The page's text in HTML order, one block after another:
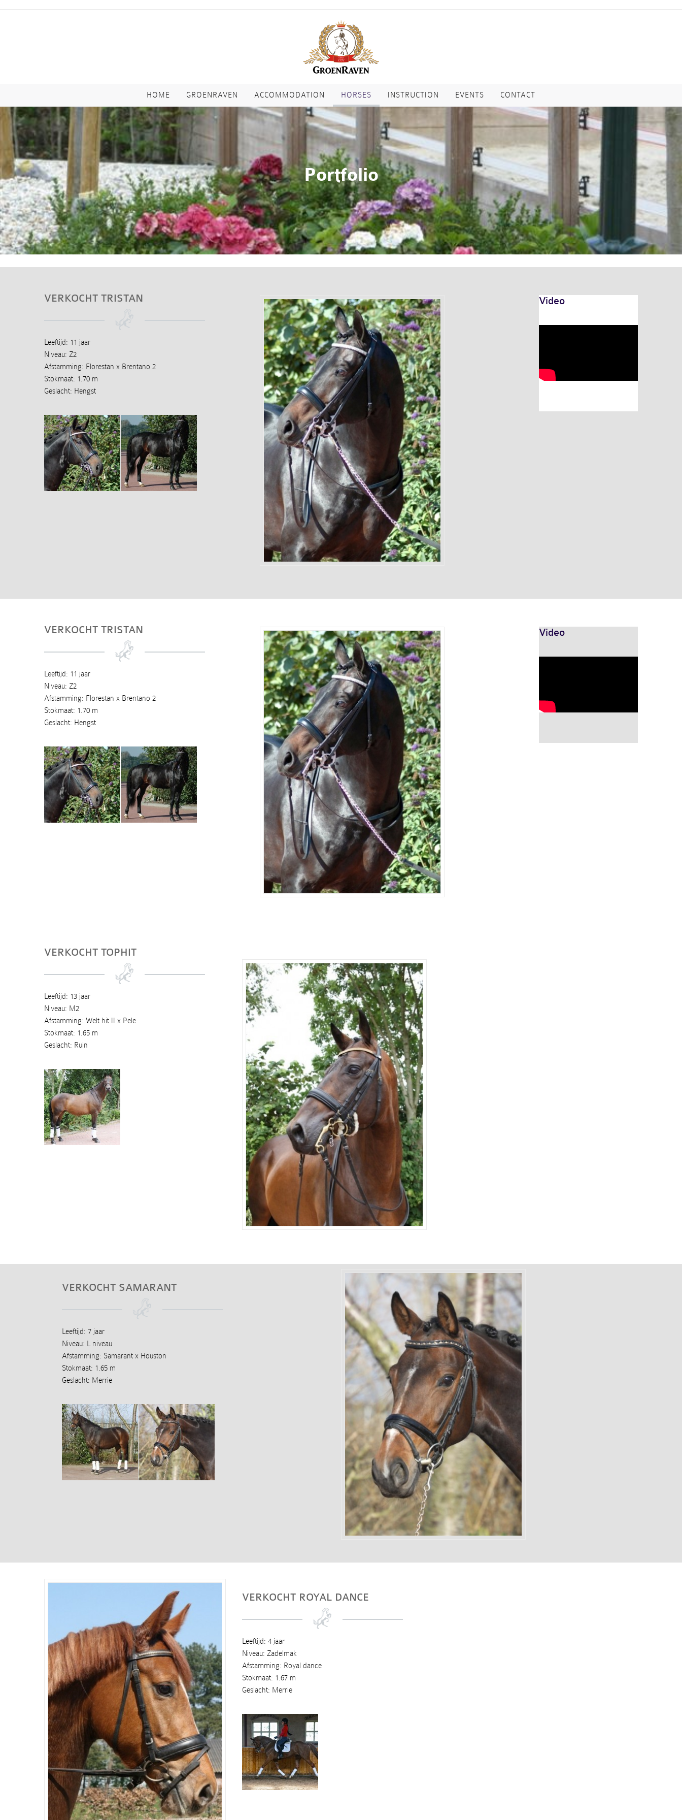
HOME GROENRAVEN ACCOMMODATION HORSES INSTRUCTION EVENTS CONTACT
Portfolio
VERKOCHT TRISTAN
Leeftijd: 11 jaar
Niveau: Z2
Afstamming: Florestan x Brentano 2
Stokmaat: 1.70 m
Geslacht: Hengst
Video
VERKOCHT TRISTAN
Leeftijd: 11 jaar
Niveau: Z2
Afstamming: Florestan x Brentano 2
Stokmaat: 1.70 m
Geslacht: Hengst
Video
VERKOCHT TOPHIT
Leeftijd: 13 jaar
Niveau: M2
Afstamming: Welt hit II x Pele
Stokmaat: 1.65 m
Geslacht: Ruin
VERKOCHT SAMARANT
Leeftijd: 7 jaar
Niveau: L niveau
Afstamming: Samarant x Houston
Stokmaat: 1.65 m
Geslacht: Merrie
VERKOCHT ROYAL DANCE
Leeftijd: 4 jaar
Niveau: Zadelmak
Afstamming: Royal dance
Stokmaat: 1.67 m
Geslacht: Merrie